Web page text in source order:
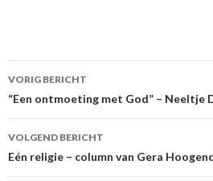
Berichtnavigatie
VORIG BERICHT
“Een ontmoeting met God” – Neeltje
VOLGEND BERICHT
Eén religie – column van Gera